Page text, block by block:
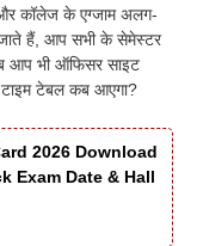
और कॉलेज के एग्जाम अलग-
हैं, आप सभी के सेमेस्टर
आप भी ऑफिसर साइट
टेबल कब आएगा?
2026 Download
Exam Date & Hall